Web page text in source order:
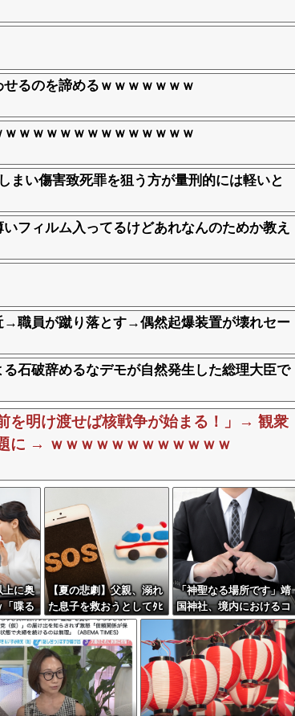
るのを諦めるｗｗｗｗｗｗｗ
ｗｗｗｗｗｗｗｗｗｗｗｗｗ
まい傷害致死罪を狙う方が量刑的には軽いと
フィルム入ってるけどあれなんのためか教え
→職員が蹴り落とす→偶然起爆装置が壊れセー
石破辞めるなデモが自然発生した総理大臣で
を明け渡せば核戦争が始まる！」→ 観衆
に → ｗｗｗｗｗｗｗｗｗｗｗｗ
上に奥
「喋る
奴」で
様
【夏の悲劇】父親、溺れ
た息子を救おうとしてﾀﾋ
亡 →専門家も警鐘「救
助は二次被害が多い」
「神聖なる場所です」靖
国神社、境内におけるコ
スプレや軍装の禁止を発
表